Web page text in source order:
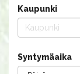
Kaupunki
Syntymäaika